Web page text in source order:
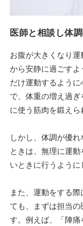
医師と相談し体
お腹が大きくなり
から安静に過ごす
だけ運動するよう
で、体重の増え過
に使う筋肉を鍛えら
しかし、体調が優
ときは、無理に運
いときに行うように
また、運動をする
ても、まずは担当
す。例えば、「陣痛